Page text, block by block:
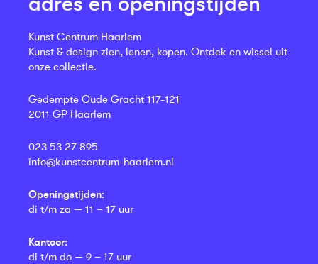
Kunst Centrum Haarlem
Kunst & design zien, lenen, kopen. Ontdek en wissel uit
onze collectie.
Gedempte Oude Gracht 117-121
2011 GP Haarlem
023 53 27 895
info@kunstcentrum-haarlem.nl
Openingstijden:
di t/m za — 11 – 17 uur
Kantoor:
di t/m do — 9 – 17 uur